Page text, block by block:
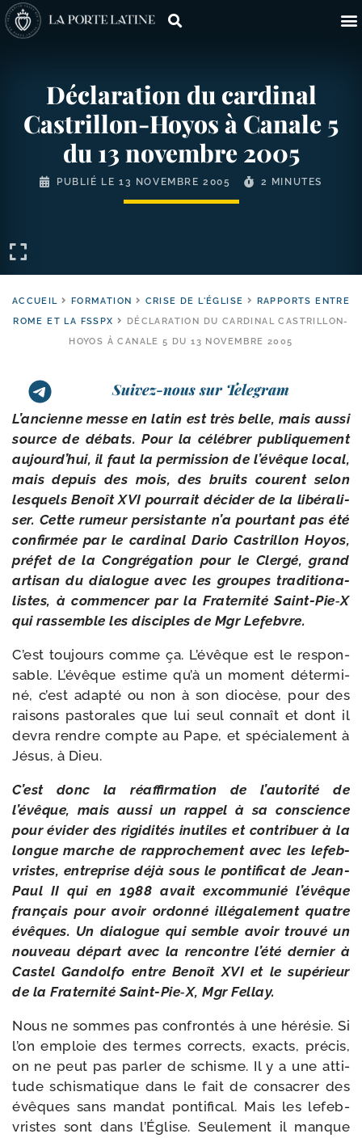
Déclaration du cardinal
Castrillon-​Hoyos à Canale 5
du 13 novembre 2005
PUBLIÉ LE 13 NOVEMBRE 2005 2 MINUTES
ACCUEIL FORMATION CRISE DE L'ÉGLISE
RAPPORTS ENTRE
ROME ET LA FSSPX
DÉCLARATION DU CARDINAL CASTRILLON-
HOYOS À CANALE 5 DU 13 NOVEMBRE 2005
Suivez-nous sur Telegram
L’ancienne messe en latin est très belle, mais aus­si
source de débats. Pour la célé­brer publi­que­ment
aujourd’hui, il faut la per­mis­sion de l’évêque local,
mais depuis des mois, des bruits courent selon
les­quels Benoît XVI pour­rait déci­der de la libé­ra­li­
ser. Cette rumeur per­sis­tante n’a pour­tant pas été
confir­mée par le car­di­nal Dario Castrillon Hoyos,
pré­fet de la Congrégation pour le Clergé, grand
arti­san du dia­logue avec les groupes tra­di­tio­na­
listes, à com­men­cer par la Fraternité Saint-​Pie‑X
qui ras­semble les dis­ciples de Mgr Lefebvre.
C’est tou­jours comme ça. L’évêque est le res­pon­
sable. L’évêque estime qu’à un moment déter­mi­
né, c’est adap­té ou non à son dio­cèse, pour des
rai­sons pas­to­rales que lui seul connaît et dont il
devra rendre compte au Pape, et spé­cia­le­ment à
Jésus, à Dieu.
C’est donc la réaf­fir­ma­tion de l’autorité de
l’évêque, mais aus­si un rap­pel à sa conscience
pour évi­der des rigi­di­tés inutiles et contri­buer à la
longue marche de rap­pro­che­ment avec les lefeb­
vristes, entre­prise déjà sous le pon­ti­fi­cat de Jean-​
Paul II qui en 1988 avait excom­mu­nié l’évêque
fran­çais pour avoir ordon­né illé­ga­le­ment quatre
évêques. Un dia­logue qui semble avoir trou­vé un
nou­veau départ avec la ren­contre l’été der­nier à
Castel Gandolfo entre Benoît XVI et le supé­rieur
de la Fraternité Saint-​Pie‑X, Mgr Fellay.
Nous ne sommes pas confron­tés à une héré­sie. Si
l’on emploie des termes cor­rects, exacts, pré­cis,
on ne peut pas par­ler de schisme. Il y a une atti­
tude schis­ma­tique dans le fait de consa­crer des
évêques sans man­dat pon­ti­fi­cal. Mais les lefeb­
vristes sont dans l’Église. Seulement il manque